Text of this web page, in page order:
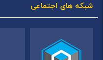
شبکه های اجتماعی